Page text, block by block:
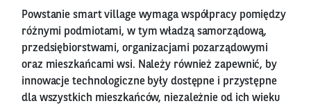
Powstanie smart village wymaga współpracy pomiędzy
różnymi podmiotami, w tym władzą samorządową,
przedsiębiorstwami, organizacjami pozarządowymi
oraz mieszkańcami wsi. Należy również zapewnić, by
innowacje technologiczne były dostępne i przystępne
dla wszystkich mieszkańców, niezależnie od ich wieku